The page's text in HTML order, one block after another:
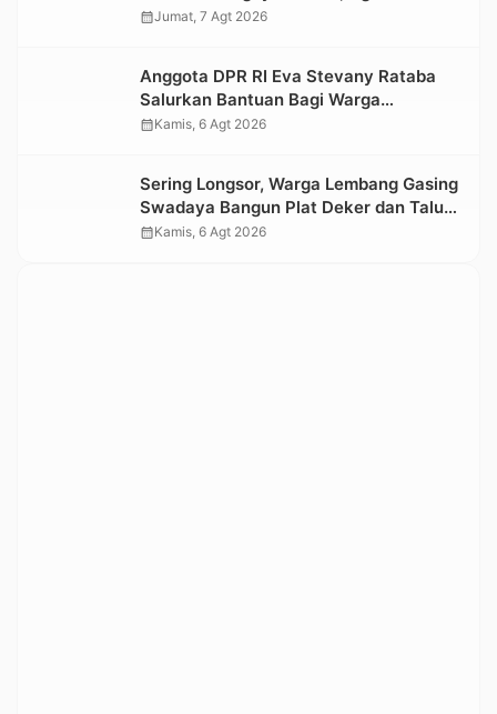
tidak Larut dalam Trauma dan
calendar_monthJumat, 7 Agt 2026
Anggota DPR RI Eva Stevany Rataba
Salurkan Bantuan Bagi Warga
Terdampak Longsor di Buntu Pepasan
calendar_monthKamis, 6 Agt 2026
Sering Longsor, Warga Lembang Gasing
Swadaya Bangun Plat Deker dan Talut
Jalan Penghubung Antar Lembang
calendar_monthKamis, 6 Agt 2026